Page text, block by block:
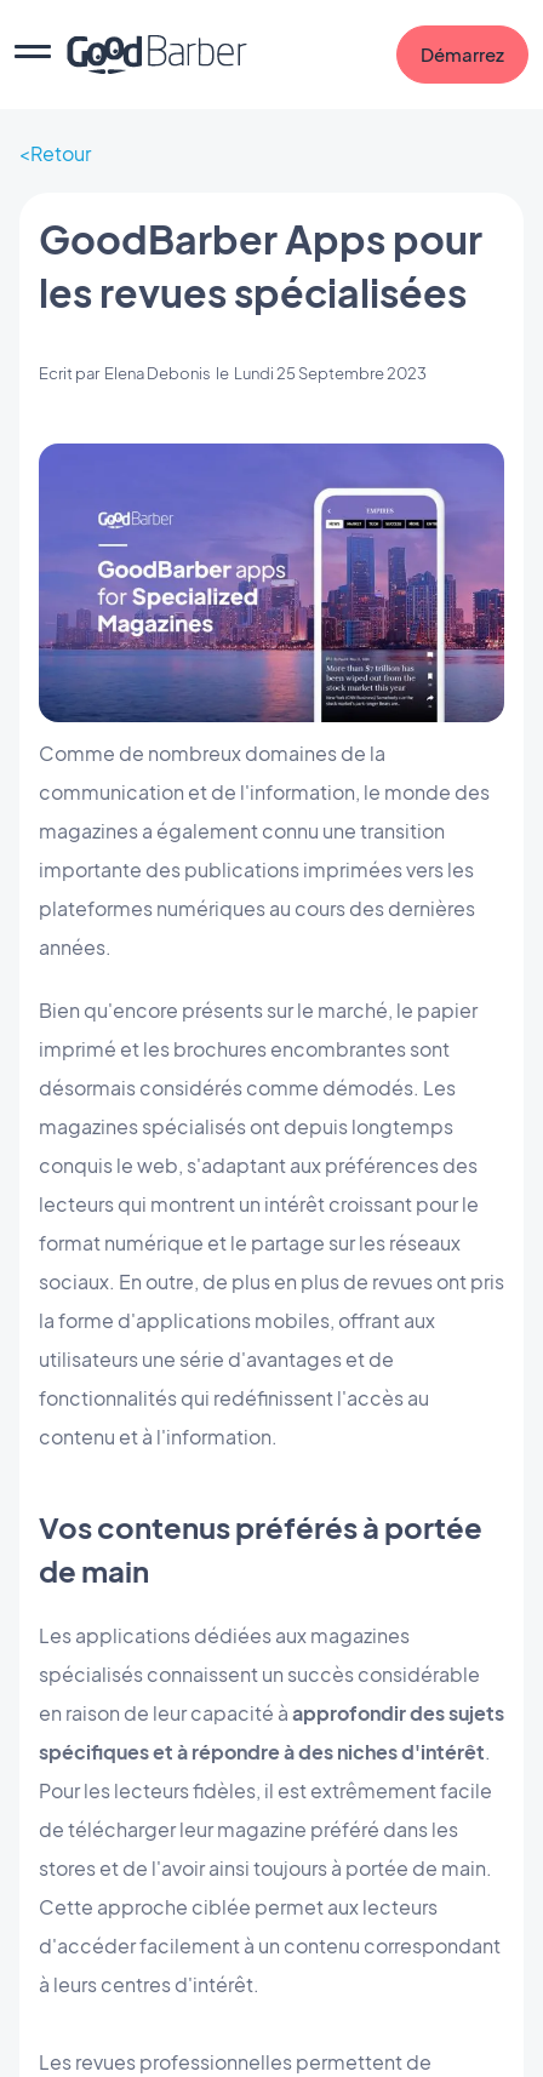
Démarrez
Retour
GoodBarber Apps pour
les revues spécialisées
Ecrit par Elena Debonis le Lundi 25 Septembre 2023
Comme de nombreux domaines de la
communication et de l'information, le monde des
magazines a également connu une transition
importante des publications imprimées vers les
plateformes numériques au cours des dernières
années.
Bien qu'encore présents sur le marché, le papier
imprimé et les brochures encombrantes sont
désormais considérés comme démodés. Les
magazines spécialisés ont depuis longtemps
conquis le web, s'adaptant aux préférences des
lecteurs qui montrent un intérêt croissant pour le
format numérique et le partage sur les réseaux
sociaux. En outre, de plus en plus de revues ont pris
la forme d'applications mobiles, offrant aux
utilisateurs une série d'avantages et de
fonctionnalités qui redéfinissent l'accès au
contenu et à l'information.
Vos contenus préférés à portée
de main
Les applications dédiées aux magazines
spécialisés connaissent un succès considérable
en raison de leur capacité àapprofondir des sujets
spécifiques et à répondre à des niches d'intérêt.
Pour les lecteurs fidèles, il est extrêmement facile
de télécharger leur magazine préféré dans les
stores et de l'avoir ainsi toujours à portée de main.
Cette approche ciblée permet aux lecteurs
d'accéder facilement à un contenu correspondant
à leurs centres d'intérêt.
Les revues professionnelles permettent de